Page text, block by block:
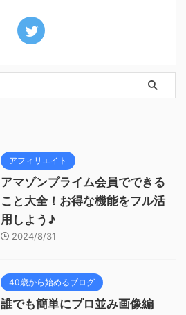
アフィリエイト
アマゾンプライム会員でできる
こと大全！お得な機能をフル活
用しよう♪
2024/8/31
40歳から始めるブログ
誰でも簡単にプロ並み画像編